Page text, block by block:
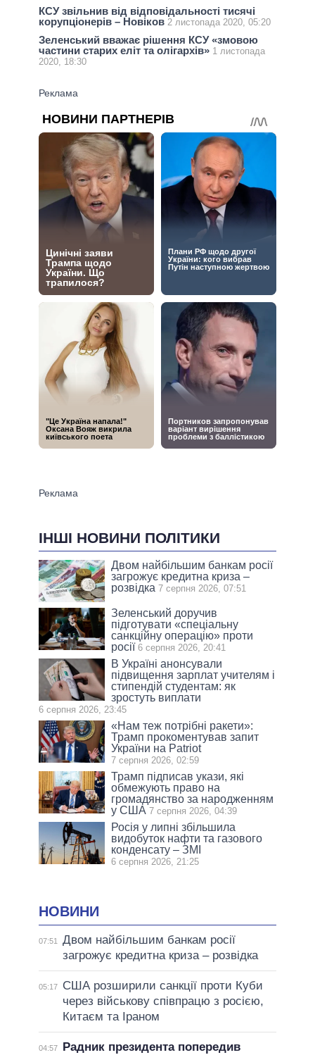
КСУ звільнив від відповідальності тисячі
корупціонерів – Новіков 2 листопада 2020, 05:20
Зеленський вважає рішення КСУ «змовою
частини старих еліт та олігархів» 1 листопада
2020, 18:30
ІНШІ НОВИНИ ПОЛІТИКИ
Двом найбільшим банкам росії
загрожує кредитна криза –
розвідка 7 серпня 2026, 07:51
Зеленський доручив
підготувати «спеціальну
санкційну операцію» проти
росії 6 серпня 2026, 20:41
В Україні анонсували
підвищення зарплат учителям і
стипендій студентам: як
зростуть виплати
6 серпня 2026, 23:45
«Нам теж потрібні ракети»:
Трамп прокоментував запит
України на Patriot
7 серпня 2026, 02:59
Трамп підписав укази, які
обмежують право на
громадянство за народженням
у США 7 серпня 2026, 04:39
Росія у липні збільшила
видобуток нафти та газового
конденсату – ЗМІ
6 серпня 2026, 21:25
НОВИНИ
07:51
Двом найбільшим банкам росії
загрожує кредитна криза – розвідка
05:17
США розширили санкції проти Куби
через військову співпрацю з росією,
Китаєм та Іраном
04:57
Радник президента попередив